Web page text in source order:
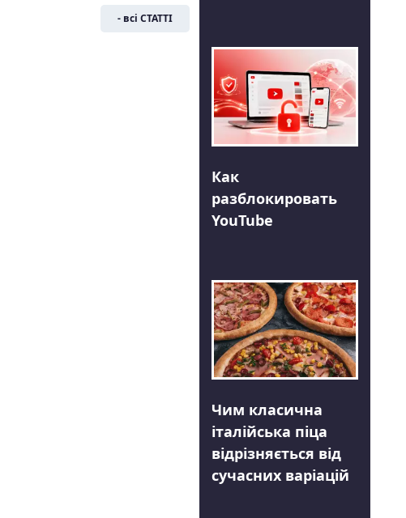
- всі СТАТТІ
Как
разблокировать
YouTube
Чим класична
італійська піца
відрізняється від
сучасних варіацій